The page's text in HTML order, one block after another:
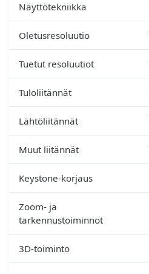
Näyttötekniikka
Oletusresoluutio
Tuetut resoluutiot
Tuloliitännät
Lähtöliitännät
Muut liitännät
Keystone-korjaus
Zoom- ja
tarkennustoiminnot
3D-toiminto